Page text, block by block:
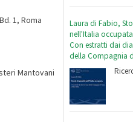
Laura di Fabio,
nell'Italia
Con estratti dai
della Compagnia
1, Roma
Mantovani